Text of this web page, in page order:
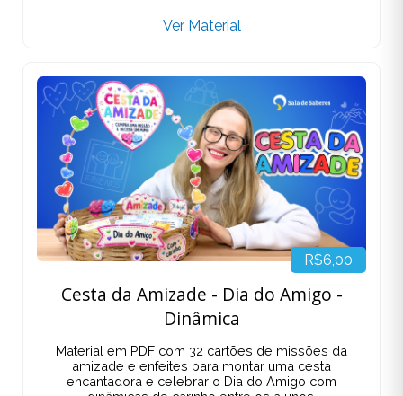
Ver Material
R$6,00
Cesta da Amizade - Dia do Amigo -
Dinâmica
Material em PDF com 32 cartões de missões da
amizade e enfeites para montar uma cesta
encantadora e celebrar o Dia do Amigo com